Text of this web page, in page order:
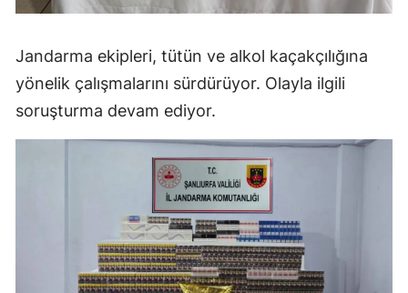
Jandarma ekipleri, tütün ve alkol kaçakçılığına
yönelik çalışmalarını sürdürüyor. Olayla ilgili
soruşturma devam ediyor.